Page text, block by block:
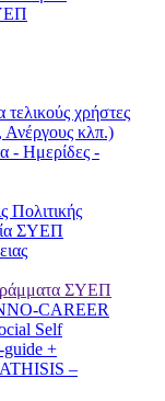
χρήστες
Ανέργους κλπ.)
- Ημερίδες -
Πολιτικής
ΣΥΕΠ
ΣΥΕΠ
CAREER
Self
+
–